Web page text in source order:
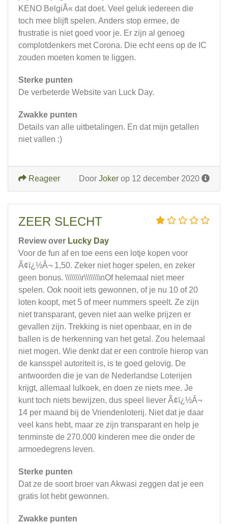
KENO BelgiÃ« dat doet. Veel geluk iedereen die
toch mee blijft spelen. Anders stop ermee, de
frustratie is niet goed voor je. Er zijn al genoeg
complotdenkers met Corona. Die echt eens op de IC
zouden moeten komen te liggen.
Sterke punten
De verbeterde Website van Luck Day.
Zwakke punten
Details van alle uitbetalingen. En dat mijn getallen
niet vallen :)
Door Joker op 12 december 2020
Reageer
ZEER SLECHT
Review over Lucky Day
Voor de fun af en toe eens een lotje kopen voor
Ã¢ï¿½Â¬ 1,50. Zeker niet hoger spelen, en zeker
geen bonus. \\\\\\\\r\\\\\\\\nOf helemaal niet meer
spelen. Ook nooit iets gewonnen, of je nu 10 of 20
loten koopt, met 5 of meer nummers speelt. Ze zijn
niet transparant, geven niet aan welke prijzen er
gevallen zijn. Trekking is niet openbaar, en in de
ballen is de herkenning van het getal. Zou helemaal
niet mogen. Wie denkt dat er een controle hierop van
de kansspel autoriteit is, is te goed gelovig. De
antwoorden die je van de Nederlandse Loterijen
krijgt, allemaal lulkoek, en doen ze niets mee. Je
kunt toch niets bewijzen, dus speel liever Ã¢ï¿½Â¬
14 per maand bij de Vriendenloterij. Niet dat je daar
veel kans hebt, maar ze zijn transparant en help je
tenminste de 270.000 kinderen mee die onder de
armoedegrens leven.
Sterke punten
Dat ze de soort broer van Akwasi zeggen dat je een
gratis lot hebt gewonnen.
Zwakke punten